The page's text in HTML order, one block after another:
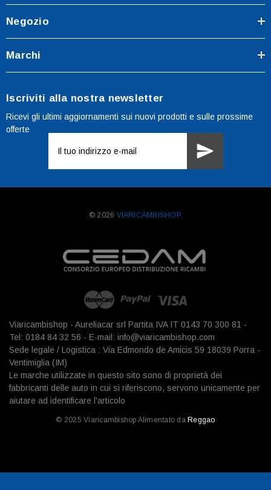
Negozio
Marchi
Iscriviti alla nostra newsletter
Ricevi gli ultimi aggiornamenti sui nuovi prodotti e sulle prossime
offerte
mail
© 2026 VIARICAMBISHOP.
Viaricambishop - Aureliacar srl Partita IVA IT 0143 70 300 81 -
Tel: 0184 84 32 56 - E-mail: info@viaricambishop.com
Sede legale / Logistica : Via Edmondo de Amicis 59 18039 Porra -
Ventimiglia (IM)
Le marche utilizzate in questo sito sono di proprietà dei
fabbricanti delle auto in cui si riferiscono, servono unicamente per
aiutare ad identificare l'articolo
© 2025 Viaricambishop Alimentato da Reggao